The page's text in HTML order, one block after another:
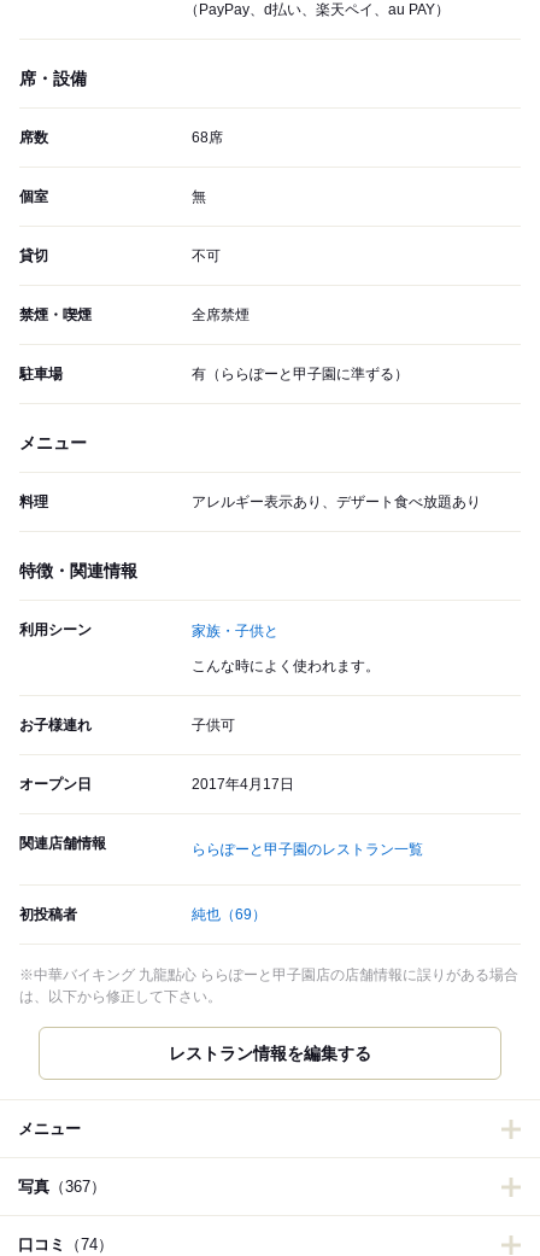
（PayPay、d払い、楽天ペイ、au PAY）
席・設備
席数 68席
個室 無
貸切 不可
禁煙・喫煙 全席禁煙
駐車場 有（ららぽーと甲子園に準ずる）
メニュー
料理 アレルギー表示あり、デザート食べ放題あり
特徴・関連情報
利用シーン 家族・子供と
こんな時によく使われます。
お子様連れ 子供可
オープン日 2017年4月17日
関連店舗情報 ららぽーと甲子園のレストラン一覧
初投稿者 純也 （69）
※中華バイキング 九龍點心 ららぽーと甲子園店の店舗情報に誤りがある場合
は、以下から修正して下さい。
レストラン情報を編集する
メニュー
写真 （367）
口コミ （74）